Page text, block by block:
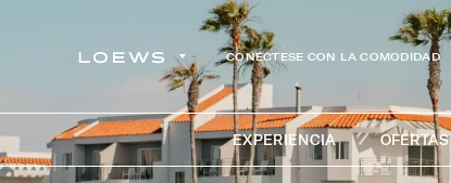
CONÉCTESE CON LA COMODIDAD
EXPERIENCIA OFERTAS